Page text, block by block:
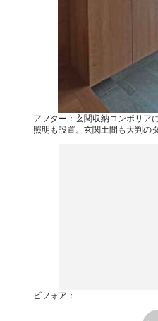
アフター：玄関収納コンポリア
照明も設置。玄関土間も大判の
ビフォア：